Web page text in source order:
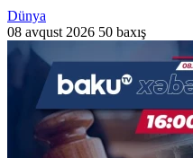
Dünya
08 avqust 2026 50 baxış